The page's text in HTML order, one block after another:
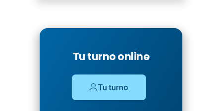
Tu turno online
Tu turno